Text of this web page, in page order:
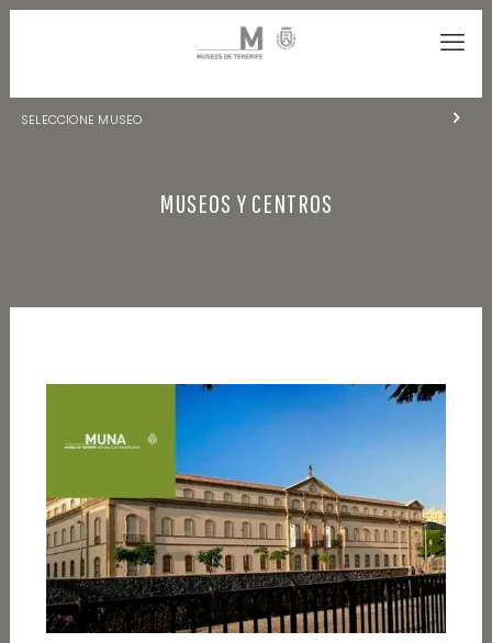
SELECCIONE MUSEO
NATURALEZA Y ARQUEOLOGÍA
CUEVA DEL VIENTO
MUSEOS Y CENTROS